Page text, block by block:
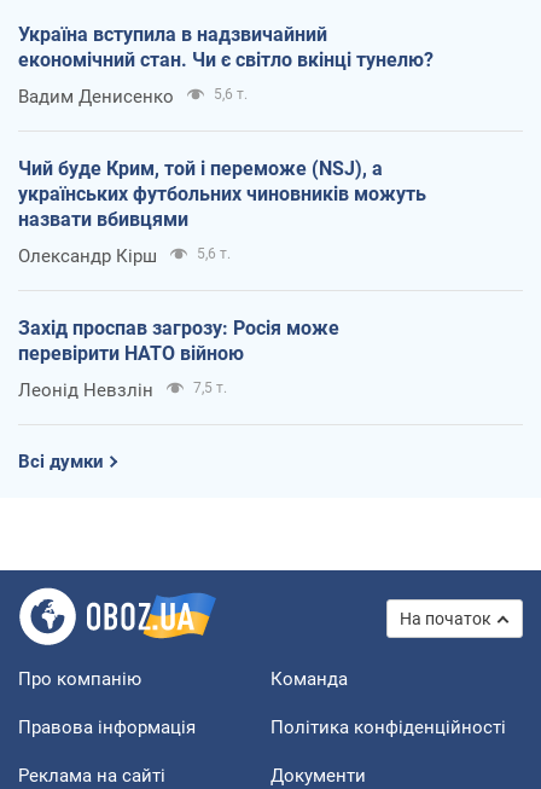
Україна вступила в надзвичайний
економічний стан. Чи є світло вкінці тунелю?
Вадим Денисенко 5,6 т.
Чий буде Крим, той і переможе (NSJ), а
українських футбольних чиновників можуть
назвати вбивцями
Олександр Кірш 5,6 т.
Захід проспав загрозу: Росія може
перевірити НАТО війною
Леонід Невзлін 7,5 т.
Всі думки
На початок
Про компанію Команда
Правова інформація Політика конфіденційності
Реклама на сайті Документи